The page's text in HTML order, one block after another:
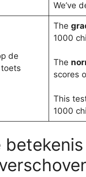
We’ve
de
The
1000
The
scores
This
1000